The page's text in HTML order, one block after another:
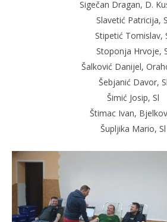
Sigečan Dragan, D.
Slavetić Patricija,
Stipetić Tomislav,
Stoponja Hrvoje,
Šalković Danijel,
Šebjanić Davor, Sl
Šimić Josip, Sl
Štimac Ivan,
Šupljika Mario, Sl